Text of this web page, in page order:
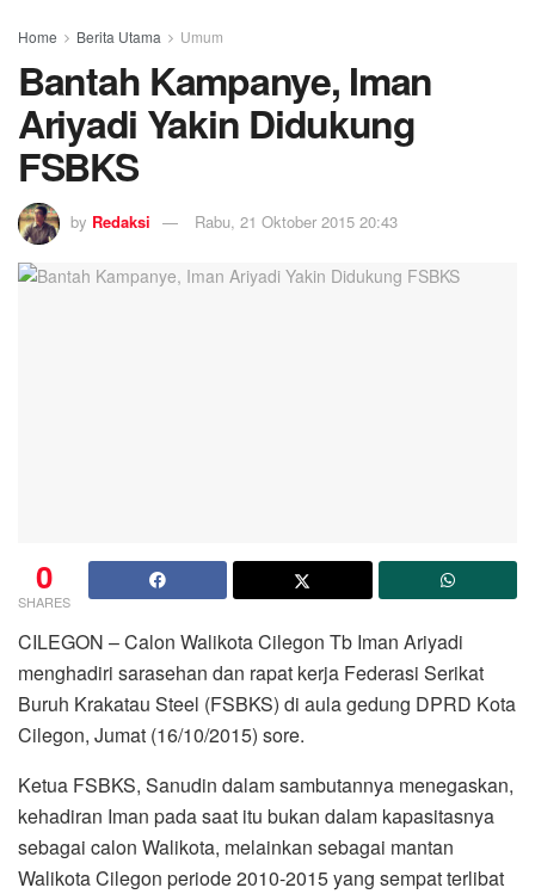
Home Berita Utama Umum
Bantah Kampanye, Iman
Ariyadi Yakin Didukung
FSBKS
by Redaksi Rabu, 21 Oktober 2015 20:43
0
SHARES
CILEGON – Calon Walikota Cilegon Tb Iman Ariyadi
menghadiri sarasehan dan rapat kerja Federasi Serikat
Buruh Krakatau Steel (FSBKS) di aula gedung DPRD Kota
Cilegon, Jumat (16/10/2015) sore.
Ketua FSBKS, Sanudin dalam sambutannya menegaskan,
kehadiran Iman pada saat itu bukan dalam kapasitasnya
sebagai calon Walikota, melainkan sebagai mantan
Walikota Cilegon periode 2010-2015 yang sempat terlibat